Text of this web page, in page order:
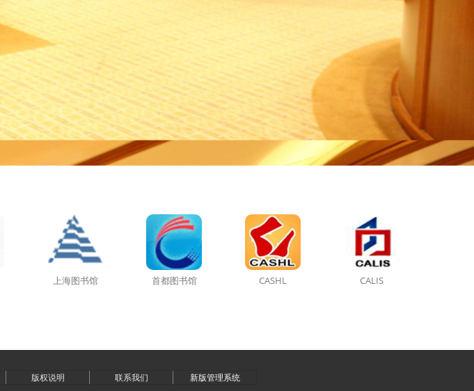
上海图书馆 首都图书馆 CASHL CALIS
版权说明 联系我们 新版管理系统